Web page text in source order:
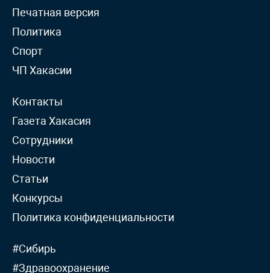
Печатная версия
Политика
Спорт
ЧП Хакасии
Контакты
Газета Хакасия
Сотрудники
Новости
Статьи
Конкурсы
Политика конфиденциальности
#Сибирь
#Здравоохранение